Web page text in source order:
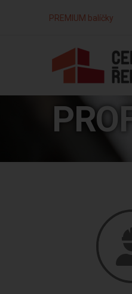
PREMIUM balíčky